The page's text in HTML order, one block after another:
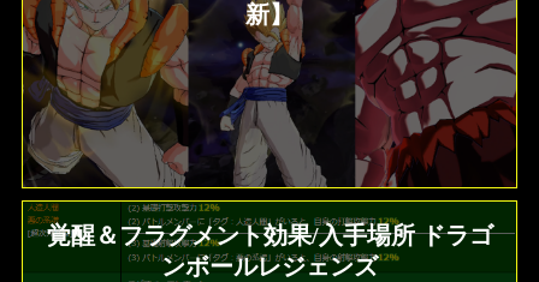
新】
覚醒＆フラグメント効果/入手場所 ドラゴ
ンボールレジェンズ